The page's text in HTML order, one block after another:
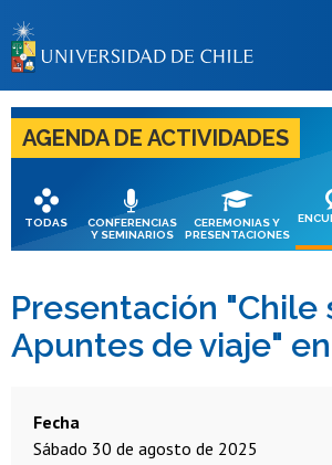
BIBLIOTECAS
LA UNIVERSIDAD
Postulantes
Estudiantes
Académicas/os
Funcionarias/os
Egresadas/os
AGENDA DE ACTIVIDADES
TODAS
CONFERENCIAS
Y SEMINARIOS
CEREMONIAS Y
PRESENTACIONES
Presentación "Chile
Apuntes de viaje"
Fecha
sábado 30 de agosto de 2025